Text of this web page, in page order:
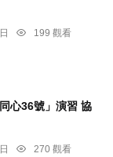
199 觀看
心36號」演習 協
270 觀看